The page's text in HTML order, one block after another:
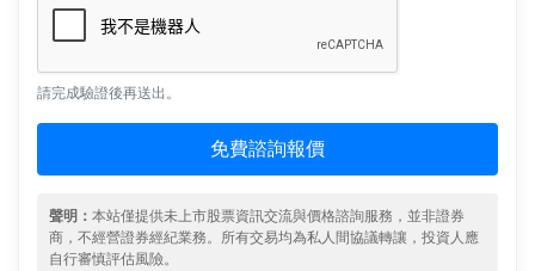
請完成驗證後再送出。
免費諮詢報價
聲明： 本站僅提供未上市股票資訊交流與價格諮詢服務，並非證券
商，不經營證券經紀業務。所有交易均為私人間協議轉讓，投資人應
自行審慎評估風險。